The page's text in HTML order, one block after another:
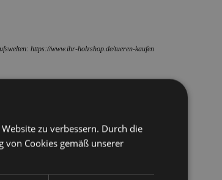
https://www.ihr-holzshop.de/tueren-kaufen
zu verbessern. Durch die
von Cookies gemäß unserer